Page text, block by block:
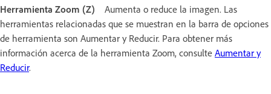
Herramienta Zoom (Z)
Aumenta o reduce la imagen. Las
herramientas relacionadas que se muestran en la barra de opciones
de herramienta son Aumentar y Reducir. Para obtener más
información acerca de la herramienta Zoom, consulte Aumentar y
Reducir.